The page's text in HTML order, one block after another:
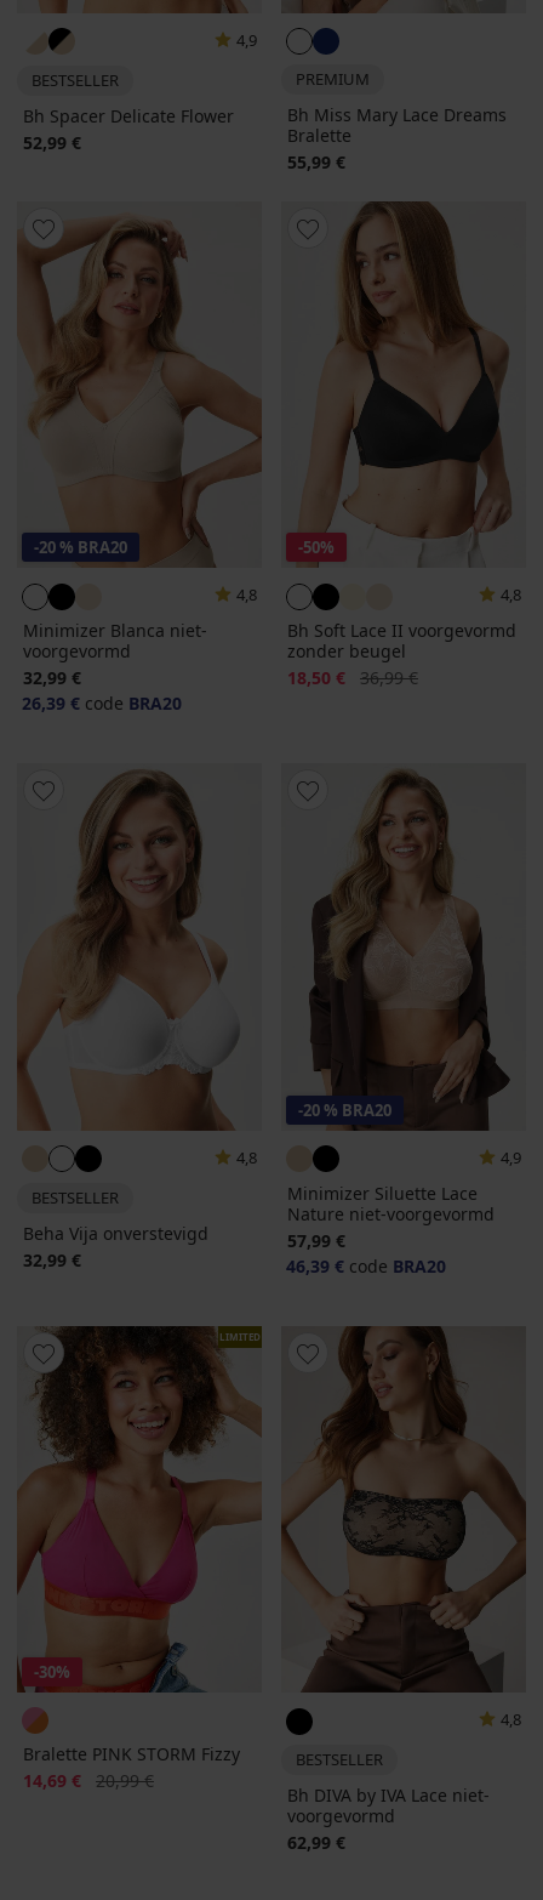
4,9
BESTSELLER
Bh Spacer Delicate Flower
52,99 €
PREMIUM
Bh Miss Mary Lace Dreams
Bralette
55,99 €
-20 % BRA20
4,8
Minimizer Blanca niet-
voorgevormd
32,99 €
26,39 € code BRA20
-50%
4,8
Bh Soft Lace II voorgevormd
zonder beugel
Korting
18,50 € Oorspronkelijke prijs
36,99 €
4,8
BESTSELLER
Beha Vija onverstevigd
32,99 €
-20 % BRA20
4,9
Minimizer Siluette Lace
Nature niet-voorgevormd
57,99 €
46,39 € code BRA20
LIMITED
-30%
Bralette PINK STORM Fizzy
Korting
14,69 € Oorspronkelijke prijs
20,99 €
4,8
BESTSELLER
Bh DIVA by IVA Lace niet-
voorgevormd
62,99 €